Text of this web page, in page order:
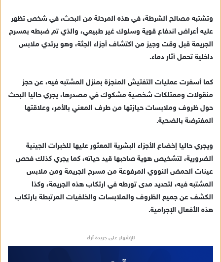
وتشتبه مصالح الشرطة، في هذه المرحلة من البحث، في شخص تظهر
عليه أعراض اندفاع قوية وسلوك غير طبيعي، والذي تم ضبطه بمسرح
الجريمة قبل وقت وجيز من اكتشاف أجزاء الجثة، وهو يرتدي ملابس
داخلية تحمل أثار دماء.
كما أسفرت عمليات التفتيش المنجزة بمنزل المشتبه فيه، عن حجز
منقولات وممتلكات شخصية مشكوك في مصدرها، يجري حاليا البحث
حول ظروف وملابسات حيازتها من طرف المعني بالأمر، وعلاقتها
المفترضة بالضحية.
ويجري حاليا إخضاع الأجزاء البشرية المعثور عليها للخبرات الجينية
الضرورية، لتشخيص هوية صاحبها قيد حياته، كما يجري كذلك فحص
عينات الحمض النووي المرفوعة من مسرح الجريمة ومن ملابس
المشتبه فيه، لتحديد مدى تورطه في ارتكاب هذه الجريمة، وكذا
الكشف عن جميع الظروف والملابسات والخلفيات المرتبطة بارتكاب
هذه الأفعال الإجرامية.
للإشهار على جريدة آراء